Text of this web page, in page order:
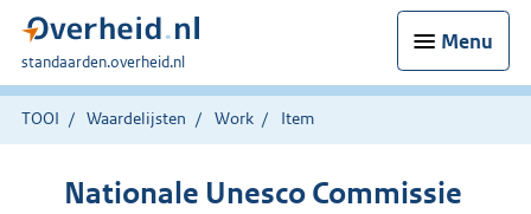
Menu
U
bent
hier:
standaarden.overheid.nl
TOOI Waardelijsten Work Item
Nationale Unesco Commissie